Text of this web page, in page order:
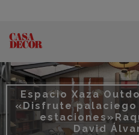
Espacio Xaza
«Disfrute
estaciones»
David